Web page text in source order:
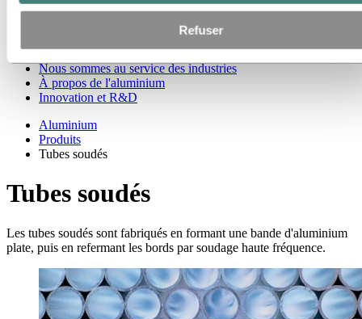
Refuser
Tubes soudés
Bauxite & alumine
Nous sommes au service des industries
À propos de l'aluminium
Innovation et R&D
Aluminium
Produits
Tubes soudés
Tubes soudés
Les tubes soudés sont fabriqués en formant une bande d'aluminium
plate, puis en refermant les bords par soudage haute fréquence.